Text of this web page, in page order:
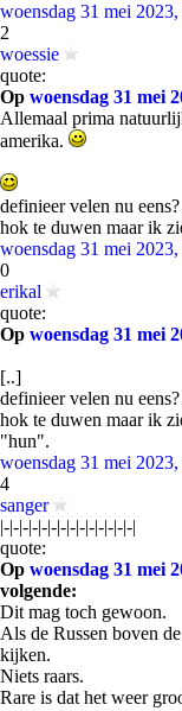
woensdag 31 mei
2
woessie
quote:
Op woensdag 31 mei
Allemaal prima
amerika.
definieer velen nu
hok te duwen maar ik
woensdag 31 mei
0
erikal
quote:
Op woensdag 31 mei
[..]
definieer velen nu
hok te duwen maar ik
"hun".
woensdag 31 mei
4
sanger
|-|-|-|-|-|-|-|-|-|-|-|-|-|-|
quote:
Op woensdag 31 mei
volgende:
Dit mag toch gewoon.
Als de Russen boven
kijken.
Niets raars.
Rare is dat het weer